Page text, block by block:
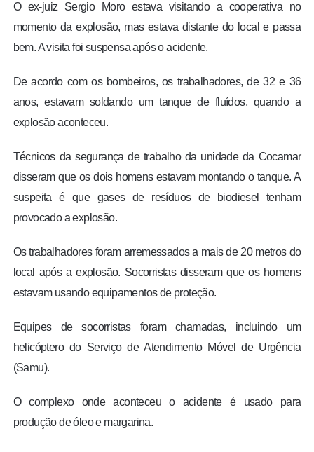
O ex-juiz Sergio Moro estava visitando a cooperativa no
momento da explosão, mas estava distante do local e passa
bem. A visita foi suspensa após o acidente.
De acordo com os bombeiros, os trabalhadores, de 32 e 36
anos, estavam soldando um tanque de fluídos, quando a
explosão aconteceu.
Técnicos da segurança de trabalho da unidade da Cocamar
disseram que os dois homens estavam montando o tanque. A
suspeita é que gases de resíduos de biodiesel tenham
provocado a explosão.
Os trabalhadores foram arremessados a mais de 20 metros do
local após a explosão. Socorristas disseram que os homens
estavam usando equipamentos de proteção.
Equipes de socorristas foram chamadas, incluindo um
helicóptero do Serviço de Atendimento Móvel de Urgência
(Samu).
O complexo onde aconteceu o acidente é usado para
produção de óleo e margarina.